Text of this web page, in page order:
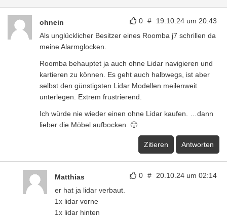
0 # 19.10.24 um 20:43
ohnein
Als unglücklicher Besitzer eines Roomba j7 schrillen da
meine Alarmglocken.
Roomba behauptet ja auch ohne Lidar navigieren und
kartieren zu können. Es geht auch halbwegs, ist aber
selbst den günstigsten Lidar Modellen meilenweit
unterlegen. Extrem frustrierend.
Ich würde nie wieder einen ohne Lidar kaufen. …dann
lieber die Möbel aufbocken. 🙂
Zitieren Antworten
0 # 20.10.24 um 02:14
Matthias
er hat ja lidar verbaut.
1x lidar vorne
1x lidar hinten